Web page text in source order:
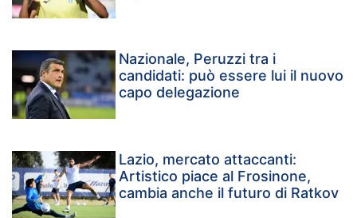
Nazionale, Peruzzi tra i
candidati: può essere lui il nuovo
capo delegazione
Lazio, mercato attaccanti:
Artistico piace al Frosinone,
cambia anche il futuro di Ratkov